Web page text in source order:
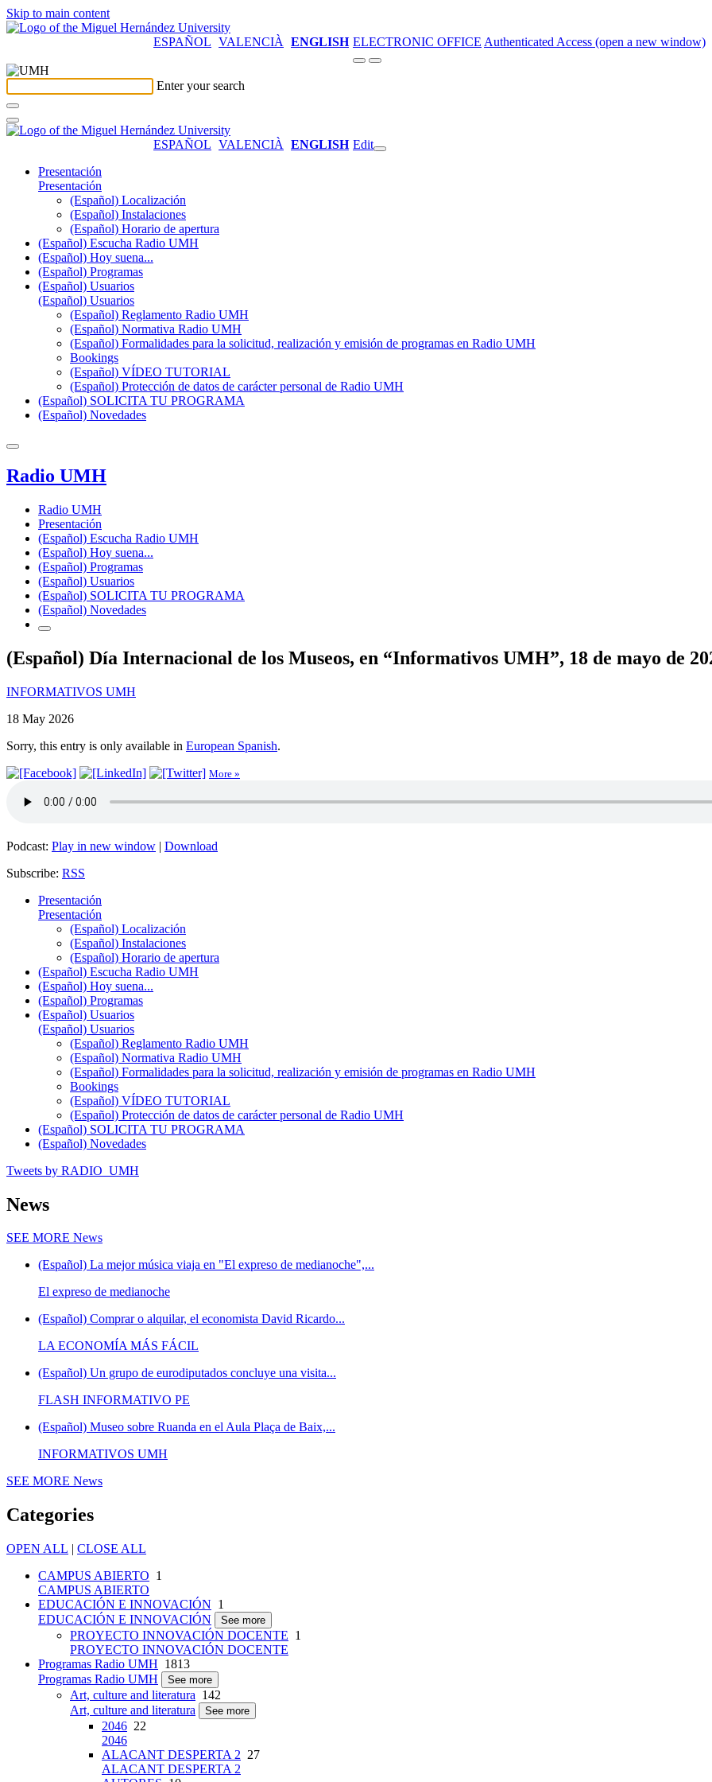
Skip to main content
ESPAÑOL VALENCIÀ ENGLISH ELECTRONIC OFFICE Authenticated Access (open a new window)
Enter your search
ESPAÑOL VALENCIÀ ENGLISH Edit
Presentación
Presentación
(Español) Localización
(Español) Instalaciones
(Español) Horario de apertura
(Español) Escucha Radio UMH
(Español) Hoy suena...
(Español) Programas
(Español) Usuarios
(Español) Usuarios
(Español) Reglamento Radio UMH
(Español) Normativa Radio UMH
(Español) Formalidades para la solicitud, realización y emisión de programas en Radio UMH
Bookings
(Español) VÍDEO TUTORIAL
(Español) Protección de datos de carácter personal de Radio UMH
(Español) SOLICITA TU PROGRAMA
(Español) Novedades
Radio UMH
Radio UMH
Presentación
(Español) Escucha Radio UMH
(Español) Hoy suena...
(Español) Programas
(Español) Usuarios
(Español) SOLICITA TU PROGRAMA
(Español) Novedades
(Español) Día Internacional de los Museos, en “Informativos UMH”, 18 de mayo de
INFORMATIVOS UMH
18 May 2026
Sorry, this entry is only available in European Spanish.
More »
Podcast: Play in new window | Download
Subscribe: RSS
Presentación
Presentación
(Español) Localización
(Español) Instalaciones
(Español) Horario de apertura
(Español) Escucha Radio UMH
(Español) Hoy suena...
(Español) Programas
(Español) Usuarios
(Español) Usuarios
(Español) Reglamento Radio UMH
(Español) Normativa Radio UMH
(Español) Formalidades para la solicitud, realización y emisión de programas en Radio UMH
Bookings
(Español) VÍDEO TUTORIAL
(Español) Protección de datos de carácter personal de Radio UMH
(Español) SOLICITA TU PROGRAMA
(Español) Novedades
Tweets by RADIO_UMH
News
SEE MORE News
(Español) La mejor música viaja en "El expreso de medianoche",...
El expreso de medianoche
(Español) Comprar o alquilar, el economista David Ricardo...
LA ECONOMÍA MÁS FÁCIL
(Español) Un grupo de eurodiputados concluye una visita...
FLASH INFORMATIVO PE
(Español) Museo sobre Ruanda en el Aula Plaça de Baix,...
INFORMATIVOS UMH
SEE MORE News
Categories
OPEN ALL | CLOSE ALL
CAMPUS ABIERTO 1
CAMPUS ABIERTO
EDUCACIÓN E INNOVACIÓN 1
EDUCACIÓN E INNOVACIÓN
See more
PROYECTO INNOVACIÓN DOCENTE 1
PROYECTO INNOVACIÓN DOCENTE
Programas Radio UMH 1813
Programas Radio UMH
See more
Art, culture and literatura 142
Art, culture and literatura
See more
2046 22
2046
ALACANT DESPERTA 2 27
ALACANT DESPERTA 2